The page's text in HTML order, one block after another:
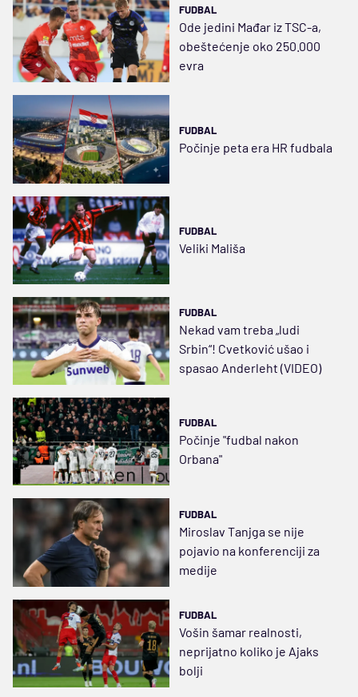
FUDBAL
Ode jedini Mađar iz TSC-a,
obeštećenje oko 250.000
evra
FUDBAL
Počinje peta era HR fudbala
FUDBAL
Veliki Mališa
FUDBAL
Nekad vam treba „ludi
Srbin“! Cvetković ušao i
spasao Anderleht (VIDEO)
FUDBAL
Počinje "fudbal nakon
Orbana"
FUDBAL
Miroslav Tanjga se nije
pojavio na konferenciji za
medije
FUDBAL
Vošin šamar realnosti,
neprijatno koliko je Ajaks
bolji